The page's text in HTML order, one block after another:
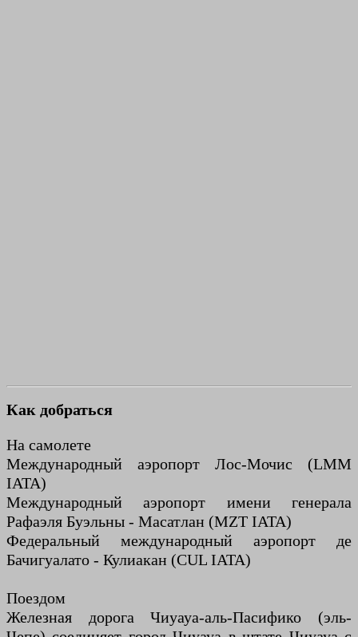
Как добраться
На самолете
Международный аэропорт Лос-Мочис (LMM
IATA)
Международный аэропорт имени генерала
Рафаэля Буэльны - Масатлан (MZT IATA)
Федеральный международный аэропорт де
Бачигуалато - Кулиакан (CUL IATA)
Поездом
Железная дорога Чиуауа-аль-Пасифико (эль-